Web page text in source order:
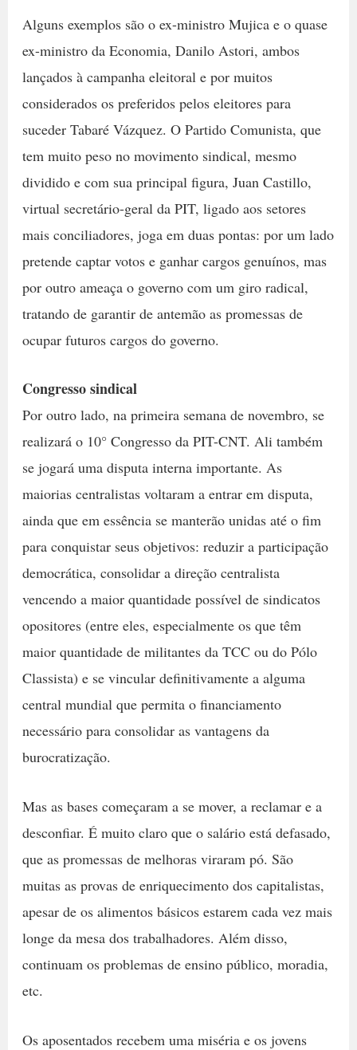
Alguns exemplos são o ex-ministro Mujica e o quase
ex-ministro da Economia, Danilo Astori, ambos
lançados à campanha eleitoral e por muitos
considerados os preferidos pelos eleitores para
suceder Tabaré Vázquez. O Partido Comunista, que
tem muito peso no movimento sindical, mesmo
dividido e com sua principal figura, Juan Castillo,
virtual secretário-geral da PIT, ligado aos setores
mais conciliadores, joga em duas pontas: por um lado
pretende captar votos e ganhar cargos genuínos, mas
por outro ameaça o governo com um giro radical,
tratando de garantir de antemão as promessas de
ocupar futuros cargos do governo.
Congresso sindical
Por outro lado, na primeira semana de novembro, se
realizará o 10° Congresso da PIT-CNT. Ali também
se jogará uma disputa interna importante. As
maiorias centralistas voltaram a entrar em disputa,
ainda que em essência se manterão unidas até o fim
para conquistar seus objetivos: reduzir a participação
democrática, consolidar a direção centralista
vencendo a maior quantidade possível de sindicatos
opositores (entre eles, especialmente os que têm
maior quantidade de militantes da TCC ou do Pólo
Classista) e se vincular definitivamente a alguma
central mundial que permita o financiamento
necessário para consolidar as vantagens da
burocratização.
Mas as bases começaram a se mover, a reclamar e a
desconfiar. É muito claro que o salário está defasado,
que as promessas de melhoras viraram pó. São
muitas as provas de enriquecimento dos capitalistas,
apesar de os alimentos básicos estarem cada vez mais
longe da mesa dos trabalhadores. Além disso,
continuam os problemas de ensino público, moradia,
etc.
Os aposentados recebem uma miséria e os jovens